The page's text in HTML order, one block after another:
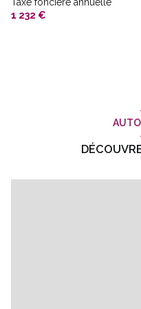
1 232 €